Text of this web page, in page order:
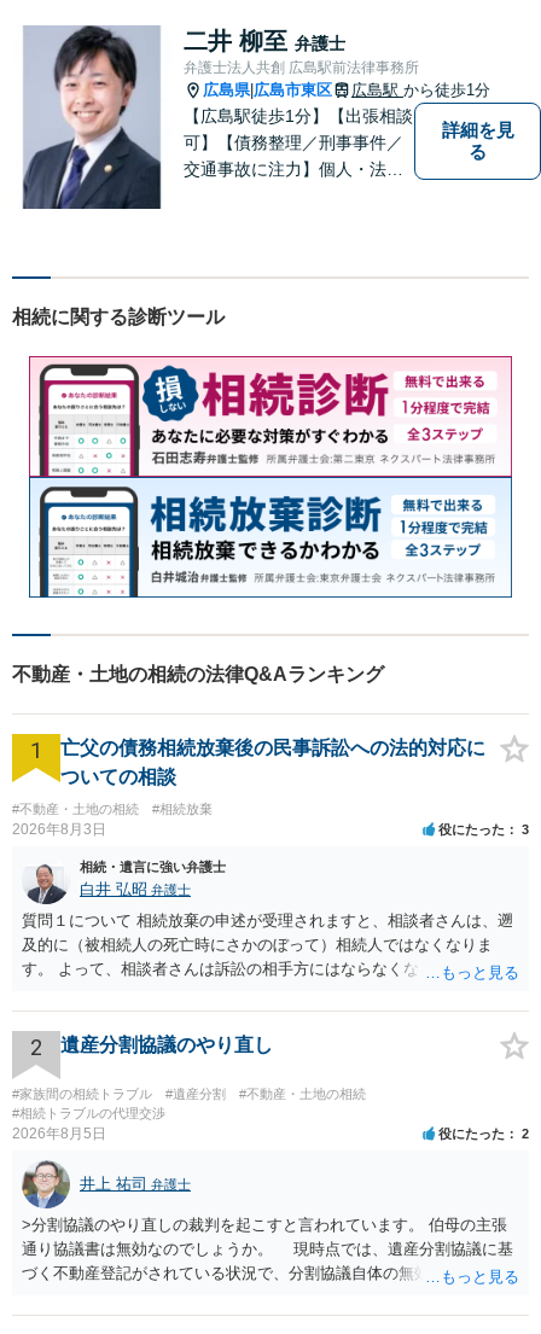
お電話ください。
二井 柳至 弁護士
弁護士法人共創 広島駅前法律事務所
広島県| 広島市東区 広島駅 から徒歩1分
【広島駅徒歩1分】【出張相談
可】【債務整理／刑事事件／
交通事故に注力】個人・法人
の「平和」が実現できるよ
添い、解決へ導きます。
詳細を見
る
相続に関する診断ツール
不動産・土地の相続の法律Q&Aランキング
1
亡父の債務相続放棄後の民事訴訟への法的対応に
ついての相談
#不動産・土地の相続 #相続放棄
2026年8月3日 役にたった 3
相続・遺言に強い弁護士
白井 弘昭 弁護士
質問１について 相続放棄の申述が受理されますと、相談者さんは、遡
及的に（被相続人の死亡時にさかのぼって）相続人ではなくなりま
す。 よって、相談者さんは訴訟の相手方にはならなくなるので（明け
理証明を家庭裁判所で取得し、コピーを答弁書に添えて裁判所に提出
してください。 質問２について 請求棄却を求める答弁書を提出すれ
ば、第１回期日は出席する必要がありません。その日は差支え（用事
があり出席できない）との記載で十分です。 質問３について 弁護士で
はないので、ｍｉｎｔｓでの提出の必要は無いと思います。郵送（期
限までに届けばよい）で十分です。 詳細は、書面記載の裁判所書記官
にお問い合わせください。 以上、ご参考まで。
2 遺産分割協議のやり直し
#家族間の相続トラブル #遺産分割
#不動産・土地の相続
#相続トラブルの代理交渉
2026年8月5日 役にたった 2
井上 祐司 弁護士
>分割協議のやり直しの裁判を起こすと言われています。 伯母の主張
通り協議書は無効なのでしょうか。 現時点では、遺産分割協議に基
づく不動産登記がされている状況で、分割協議自体の無効を裁判所が
方の訴訟の主張及び立証次第ですが、 ・御祖母様の認知能力に関する